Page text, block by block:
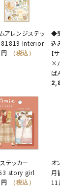
アレンジステッ
81819 Interior
（税込）
◆
込
【
×
ば
テッカー
story girl
（税込）
オ
月
11